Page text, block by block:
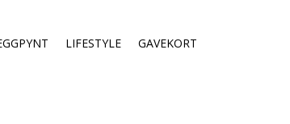
LIFESTYLE GAVEKORT